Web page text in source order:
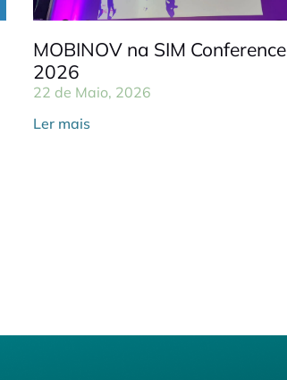
MOBINOV na SIM Conference
2026
22 de Maio, 2026
Ler mais